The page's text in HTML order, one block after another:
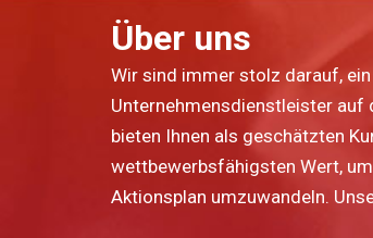
Über uns
Wir sind immer stolz darauf,
Unternehmensdienstleister auf
bieten Ihnen als geschätzten
wettbewerbsfähigsten Wert,
Aktionsplan umzuwandeln.